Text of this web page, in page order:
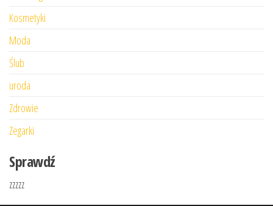
Kosmetyki
Moda
Ślub
uroda
Zdrowie
Zegarki
Sprawdź
zzzzz